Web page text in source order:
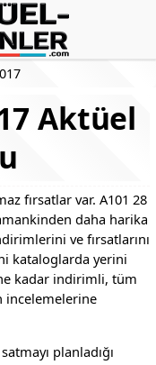
Aktüel
fırsatlar var. A101 28
daha harika
ve fırsatlarını
kataloglarda yerini
kadar indirimli, tüm
incelemelerine
planladığı